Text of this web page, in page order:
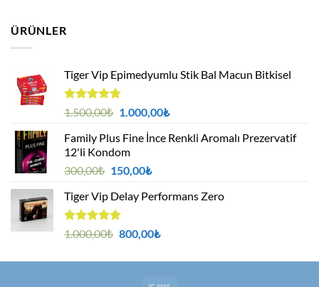
ÜRÜNLER
Tiger Vip Epimedyumlu Stik Bal Macun Bitkisel
5
üzerinden
4.75
oy
aldı
1.500,00₺ Orijinal
1.500,00₺.
1.000,00₺Şu
fiyat:
Family Plus Fine İnce Renkli Aromalı Prezervatif
12'li Kondom
300,00₺ Orijinal
300,00₺.
150,00₺Şu
fiyat:
Tiger Vip Delay Performans Zero
5 üzerinden
oy
1.000,00₺ Orijinal
1.000,00₺.
800,00₺Şu
fiyat: